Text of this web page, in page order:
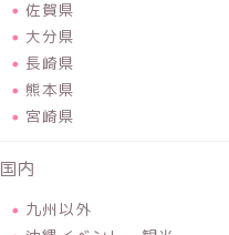
佐賀県
大分県
長崎県
熊本県
宮崎県
国内
九州以外